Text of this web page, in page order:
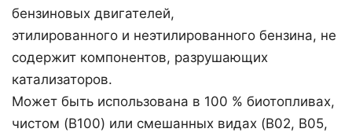
бензиновых двигателей,
этилированного и неэтилированного бензина, не
содержит компонентов, разрушающих
катализаторов.
Может быть использована в 100 % биотопливах,
чистом (B100) или смешанных видах (B02, B05,